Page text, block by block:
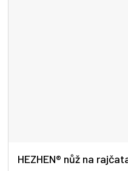
HEZHEN® nůž na